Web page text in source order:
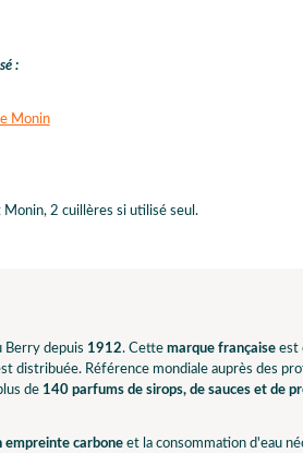
:
Monin
2 cuillères si utilisé seul.
Berry depuis 1912. Cette marque française est
distribuée. Référence mondiale auprès des
de 140 parfums de sirops, de sauces et de
empreinte carbone et la consommation d'eau